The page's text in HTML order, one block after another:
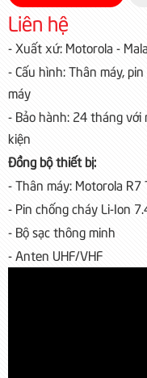
Liên hệ
- Xuất xứ: Motorola -
- Cấu hình: Thân máy,
máy
- Bảo hành: 24 tháng với
kiện
Đồng bộ thiết bị:
- Thân máy: Motorola R7
- Pin chống cháy Li-Ion
- Bộ sạc thông minh
- Anten UHF/VHF